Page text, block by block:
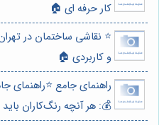
کار حرفه ای 🏠
⭐️ نقاشی ساختمان در
و کاربردی 🏠
💰: هر آنچه رنگ‌کاران باید